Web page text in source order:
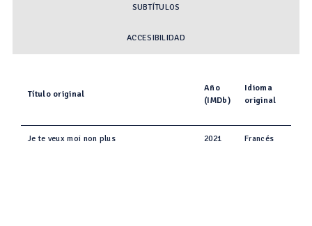
SUBTÍTULOS
ACCESIBILIDAD
Título original
Año
(IMDb)
Idioma
original
Je te veux moi non plus 2021 Francés